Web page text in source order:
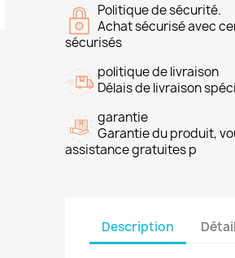
Politique de sécurité.
Achat sécurisé avec
sécurisés
politique de livraison
Délais de livraison
garantie
Garantie du produit,
assistance gratuites p
Description